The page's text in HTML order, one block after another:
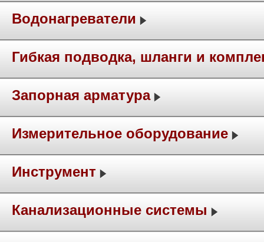
Водонагреватели
Гибкая подводка, шланги и
Запорная арматура
Измерительное оборудование
Инструмент
Канализационные системы